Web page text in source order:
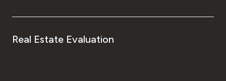
Real Estate Evaluation